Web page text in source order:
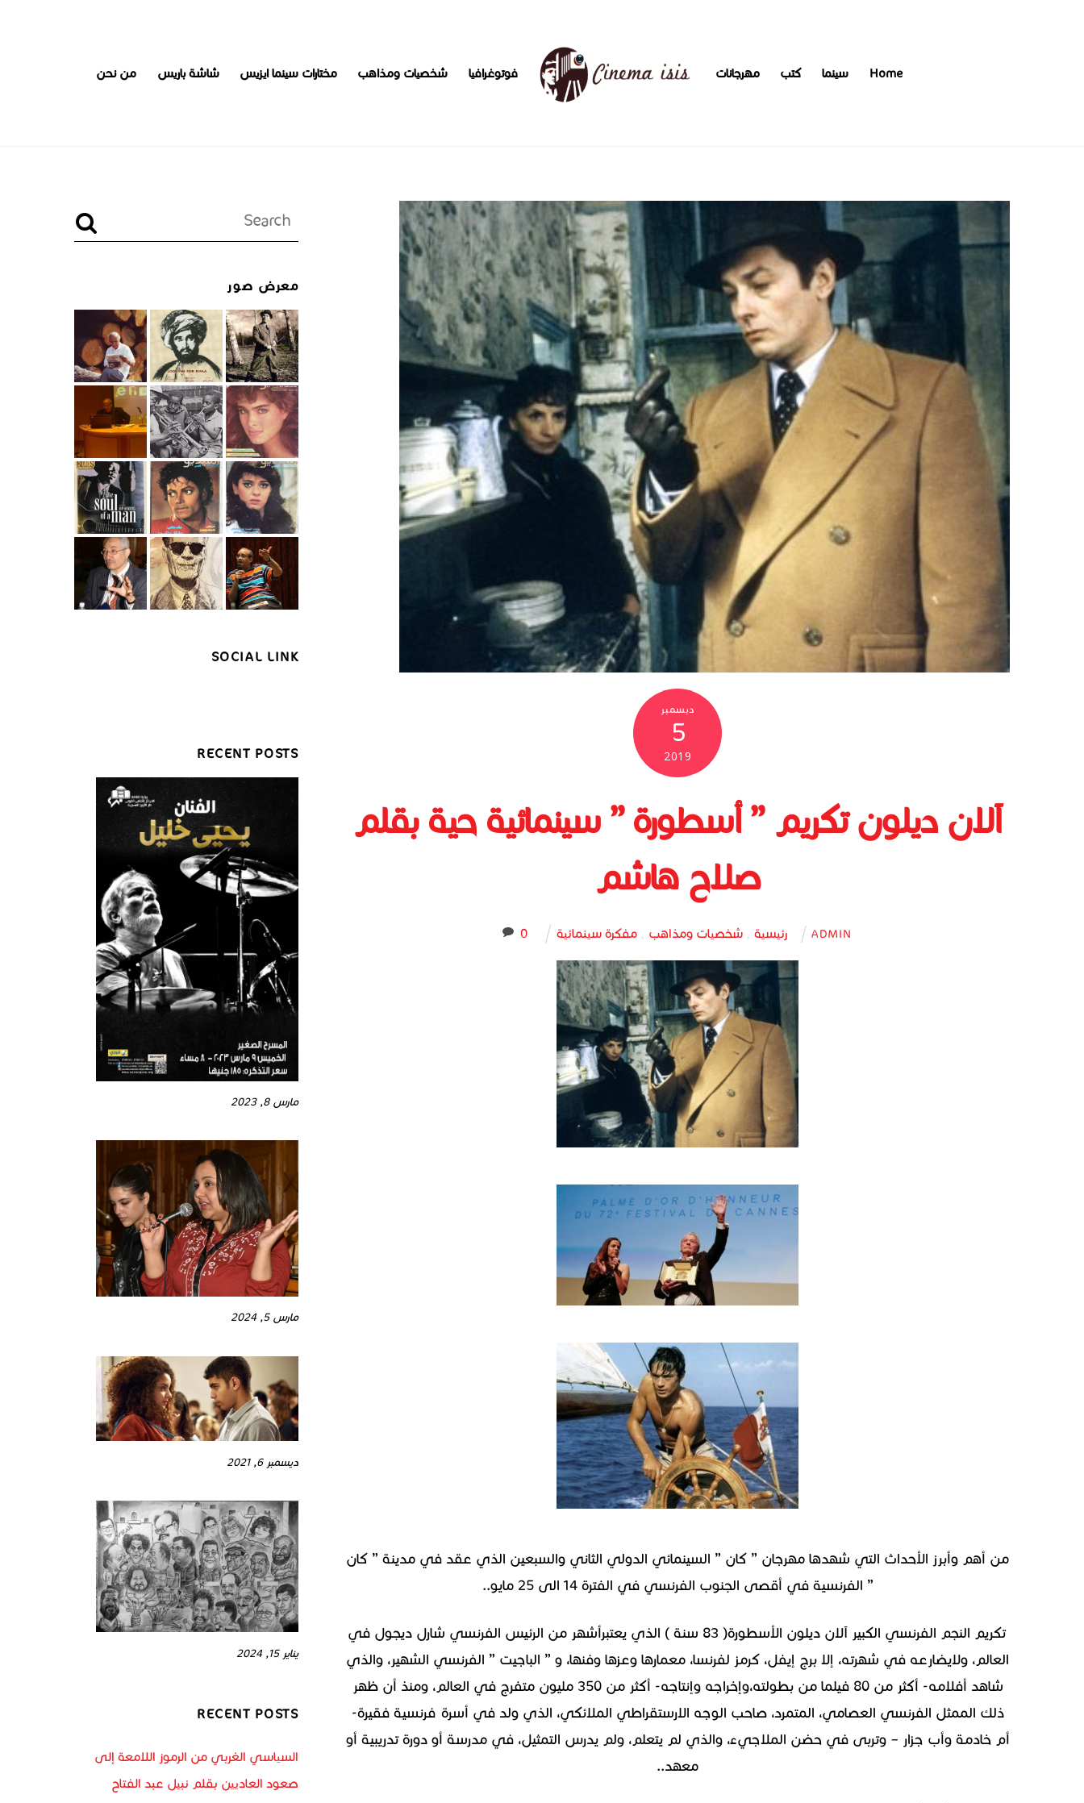
Home سينما كتب مهرجانات فوتوغرافيا شخصيات ومذاهب مختارات سينما ايزيس شاشة باريس من نحن
ديسمبر
5
2019
آلان ديلون تكريم ” أسطورة ” سينمائية حية بقلم
صلاح هاشم
ADMIN رئيسية ,شخصيات ومذاهب ,مفكرة سينمائية 0
من أهم وأبرز الأحداث التي شهدها مهرجان ” كان ” السينمائي الدولي الثاني والسبعين الذي عقد في مدينة ” كان
” الفرنسية في أقصى الجنوب الفرنسي في الفترة 14 الى 25 مايو..
تكريم النجم الفرنسي الكبير آلان ديلون الأسطورة( 83 سنة ) الذي يعتبرأشهر من الرئيس الفرنسي شارل ديجول في
العالم، ولايضارعه في شهرته، إلا برج إيفل، كرمز لفرنسا، معمارها وعزها وفنها، و ” الباجيت ” الفرنسي الشهير، والذي
شاهد أفلامه- أكثر من 80 فيلما من بطولته،وإخراجه وإنتاجه- أكثر من 350 مليون متفرج في العالم، ومنذ أن ظهر
ذلك الممثل الفرنسي العصامي، المتمرد، صاحب الوجه الارستقراطي الملائكي، الذي ولد في أسرة فرنسية فقيرة-
أم خادمة وأب جزار – وتربى في حضن الملاجيء، والذي لم يتعلم، ولم يدرس التمثيل، في مدرسة أو دورة تدريبية أو
معهد..
معرض صور
SOCIAL LINK
RECENT POSTS
مارس 8, 2023
مارس 5, 2024
ديسمبر 6, 2021
يناير 15, 2024
RECENT POSTS
السياسي الغربي من الرموز اللامعة إلى
صعود العاديين بقلم نبيل عبد الفتاح